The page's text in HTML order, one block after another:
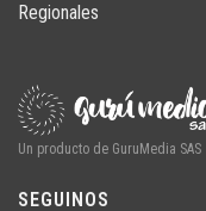
Regionales
Un producto de GuruMedia SAS
SEGUINOS